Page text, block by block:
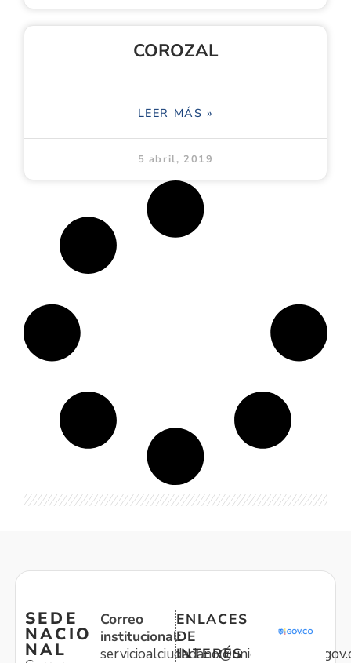
COROZAL
LEER MÁS »
5 abril, 2019
SEDE
NACIO
NAL
Correo
institucional:
ENLACES
DE
INTERÉS